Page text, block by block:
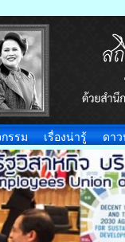
รรม เรื่องน่ารู้ ดา